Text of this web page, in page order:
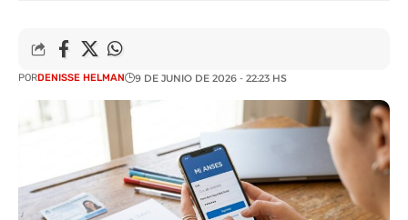
PORDENISSE HELMAN 9 DE JUNIO DE 2026 - 22:23 HS